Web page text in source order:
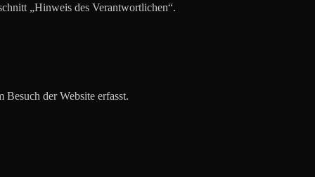
„Hinweis des Verantwortlichen“.
der Website erfasst.